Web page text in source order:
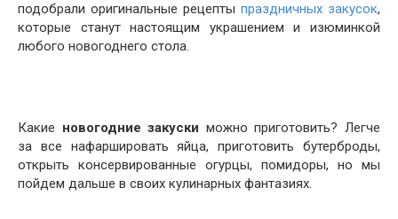
подобрали оригинальные рецепты праздничных закусок,
которые станут настоящим украшением и изюминкой
любого новогоднего стола.
Какие новогодние закуски можно приготовить? Легче
за все нафаршировать яйца, приготовить бутерброды,
открыть консервированные огурцы, помидоры, но мы
пойдем дальше в своих кулинарных фантазиях.